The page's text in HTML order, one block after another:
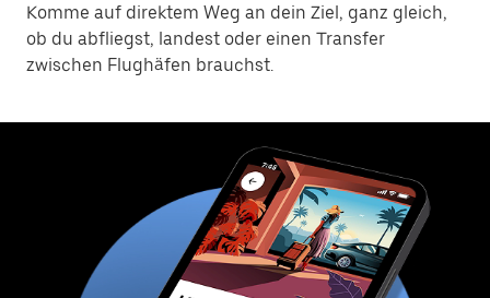
Komme auf direktem Weg an dein Ziel, ganz gleich,
ob du abfliegst, landest oder einen Transfer
zwischen Flughäfen brauchst.